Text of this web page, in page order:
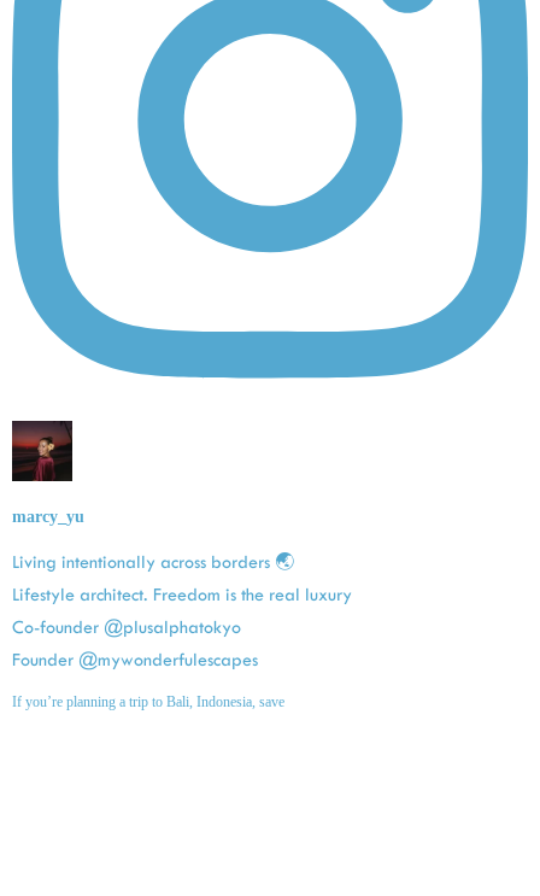
marcy_yu
Living intentionally across borders 🌏
Lifestyle architect. Freedom is the real luxury
Co-founder @plusalphatokyo
Founder @mywonderfulescapes
If you’re planning a trip to Bali, Indonesia, save